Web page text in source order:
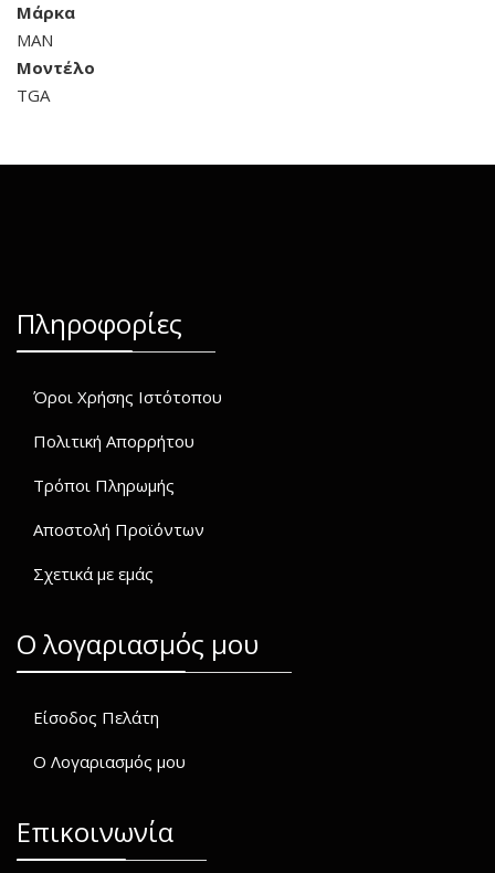
Μάρκα
MAN
Μοντέλο
TGA
Πληροφορίες
Όροι Χρήσης Ιστότοπου
Πολιτική Απορρήτου
Τρόποι Πληρωμής
Αποστολή Προϊόντων
Σχετικά με εμάς
O λογαριασμός μου
Είσοδος Πελάτη
Ο Λογαριασμός μου
Επικοινωνία